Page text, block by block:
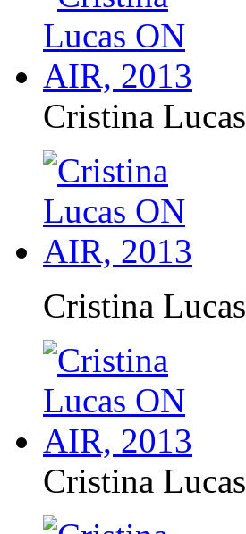
Cristina Lucas
Cristina Lucas
Cristina Lucas